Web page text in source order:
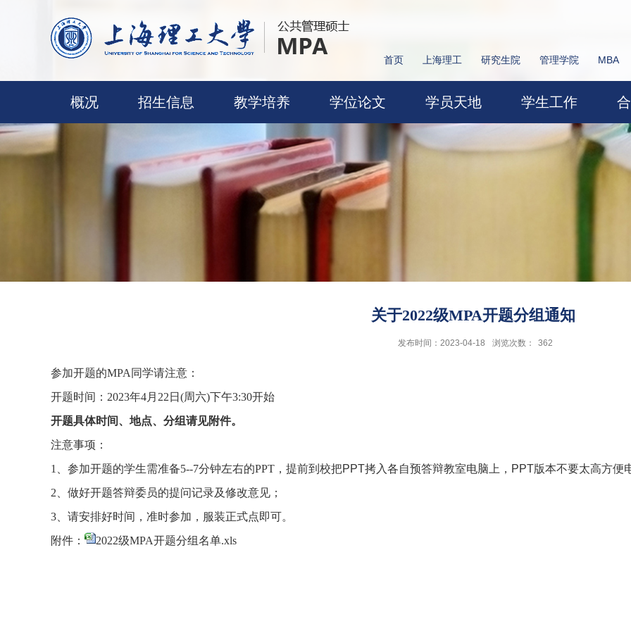
首页 上海理工 研究生院 管理学院 MBA
概况 招生信息 教学培养 学位论文 学员天地 学生工作
关于2022级MPA开题分组通知
发布时间：2023-04-18 浏览次数： 362
参加开题的MPA 同学请注意：
开题时间： 2023年4月 22 日 (周六)下午3:30开始
开题具体时间、地点、分组请见附件。
注意事项：
1
、参加开题的学生需准备5--7分钟左右的PPT ， 提前到校把PPT拷入各自预答辩教室电脑上， PPT版本不要太高方便
2
做好开题答辩委员的提问记录及修改意见；
3
请安排好时间，准时参加，服装正式点即可。
附件 ： 2022级MPA开题分组名单.xls